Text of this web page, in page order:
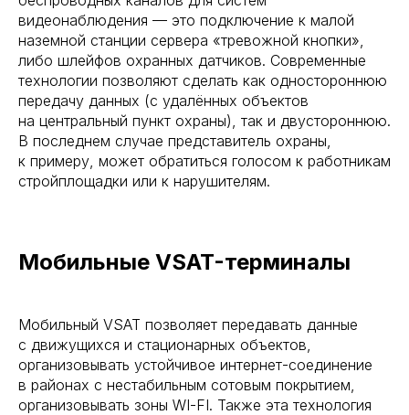
видеонаблюдения — это подключение к малой
наземной станции сервера «тревожной кнопки»,
либо шлейфов охранных датчиков. Современные
технологии позволяют сделать как одностороннюю
передачу данных (с удалённых объектов
на центральный пункт охраны), так и двустороннюю.
В последнем случае представитель охраны,
к примеру, может обратиться голосом к работникам
стройплощадки или к нарушителям.
Мобильные VSAT-терминалы
Мобильный VSAT позволяет передавать данные
с движущихся и стационарных объектов,
организовывать устойчивое интернет-соединение
в районах с нестабильным сотовым покрытием,
организовывать зоны WI-FI. Также эта технология